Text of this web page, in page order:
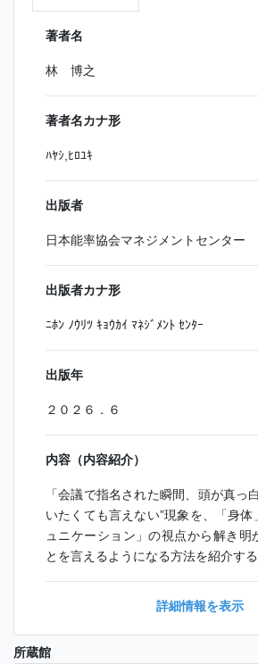
著者名
林 博之
著者名カナ形
ﾊﾔｼ,ﾋﾛﾕｷ
出版者
日本能率協会マネジメントセンター
出版者カナ形
ﾆﾎﾝ ﾉｳﾘﾂ ｷｮｳｶｲ ﾏﾈｼﾞﾒﾝﾄ ｾﾝﾀｰ
出版年
２０２６．６
内容（内容紹介）
「会議で指名された瞬間、頭が真っ
いたくても言えない”現象を、「身体
ュニケーション」の視点から解き明
とを言えるようになる方法を紹介する
詳細情報を表示
所蔵館